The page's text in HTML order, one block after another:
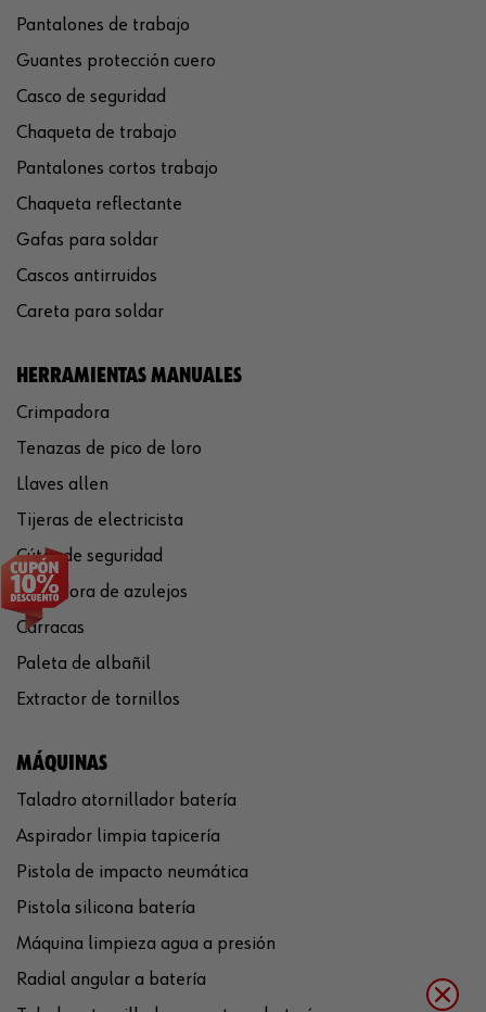
Pantalones de trabajo
Guantes protección cuero
Casco de seguridad
Chaqueta de trabajo
Pantalones cortos trabajo
Chaqueta reflectante
Gafas para soldar
Cascos antirruidos
Careta para soldar
HERRAMIENTAS MANUALES
Crimpadora
Tenazas de pico de loro
Llaves allen
Tijeras de electricista
Cúter de seguridad
Cortadora de azulejos
Carracas
Paleta de albañil
Extractor de tornillos
MÁQUINAS
Taladro atornillador batería
Aspirador limpia tapicería
Pistola de impacto neumática
Pistola silicona batería
Máquina limpieza agua a presión
Radial angular a batería